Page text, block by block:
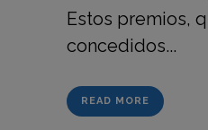
Estos premios,
concedidos...
READ MORE